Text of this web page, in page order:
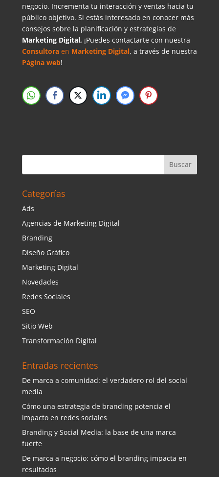
negocio. Incrementa tu interacción y ventas hacia tu
público objetivo. Si estás interesado en conocer más
consejos sobre la planificación y estrategias de
Marketing Digital, ¡Puedes contactarte con nuestra
Consultora en Marketing Digital, a través de nuestra
Página web!
Categorías
Ads
Agencias de Marketing Digital
Branding
Diseño Gráfico
Marketing Digital
Novedades
Redes Sociales
SEO
Sitio Web
Transformación Digital
Entradas recientes
De marca a comunidad: el verdadero rol del social
media
Cómo una estrategia de branding potencia el
impacto en redes sociales
Branding y Social Media: la base de una marca
fuerte
De marca a negocio: cómo el branding impacta en
resultados